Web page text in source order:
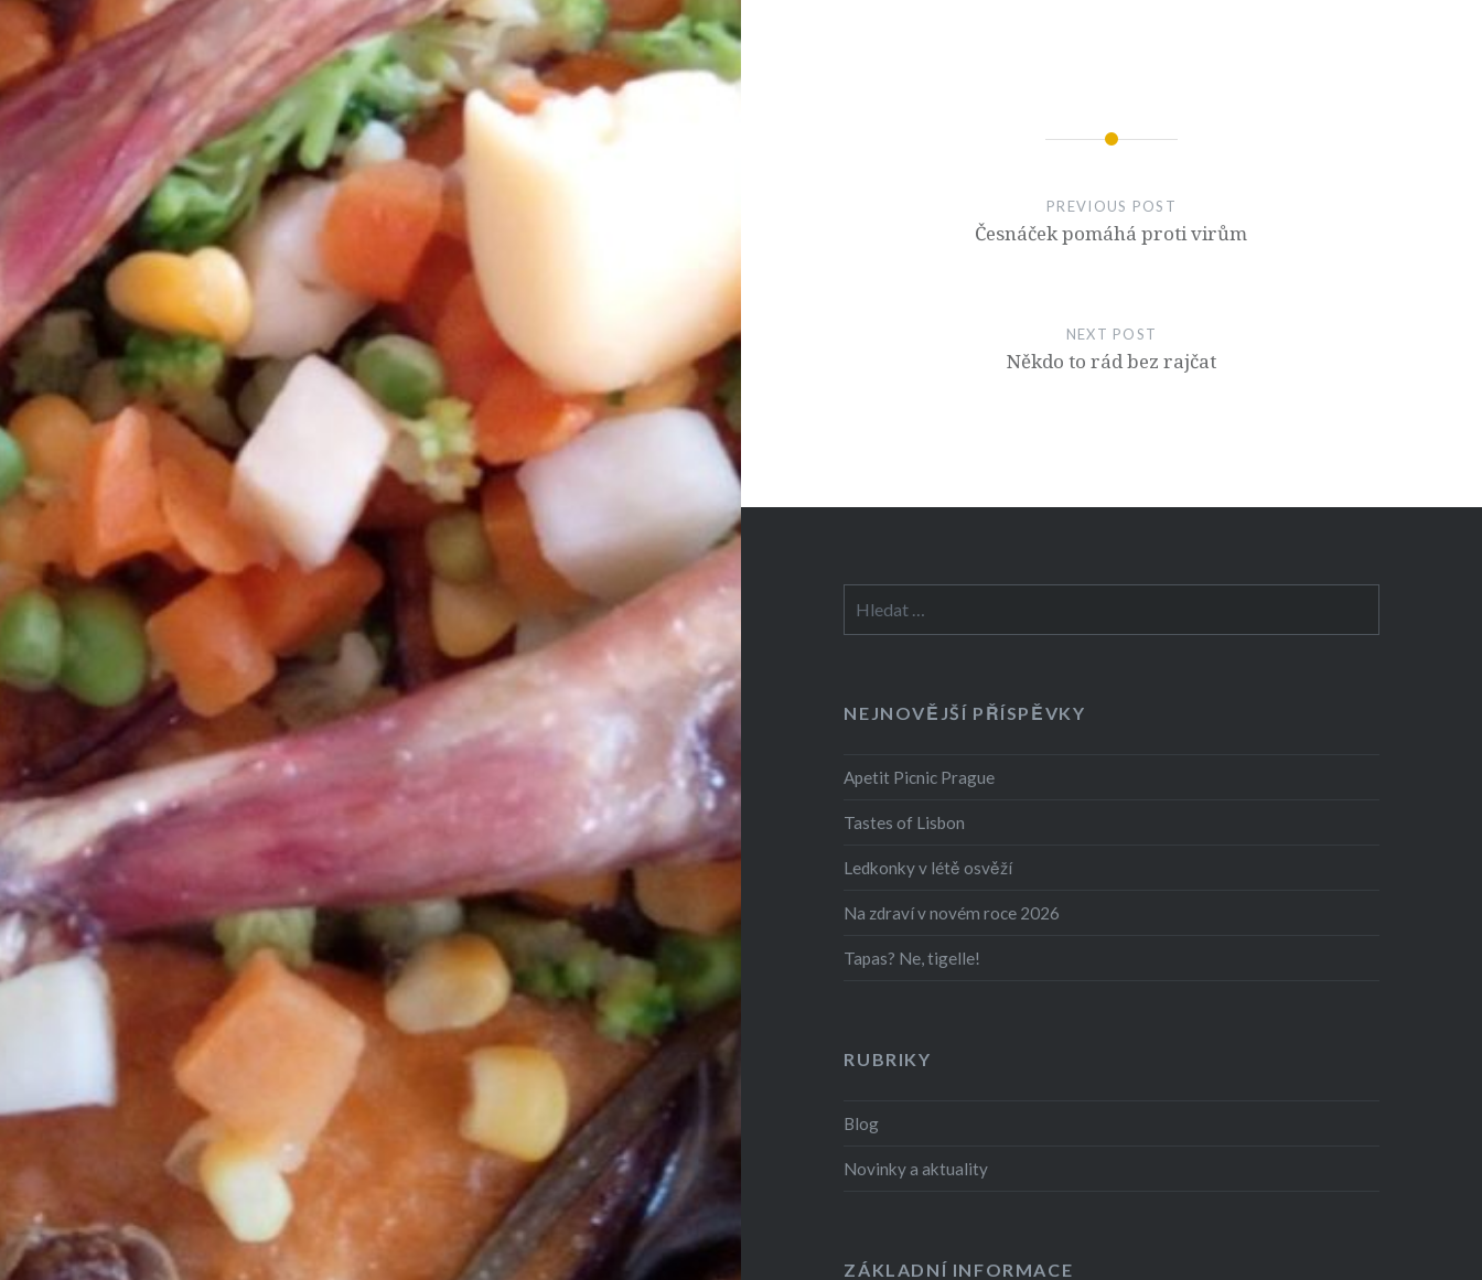
PREVIOUS POST
Česnáček pomáhá proti virům
NEXT POST
Někdo to rád bez rajčat
NEJNOVĚJŠÍ PŘÍSPĚVKY
Apetit Picnic Prague
Tastes of Lisbon
Ledkonky v létě osvěží
Na zdraví v novém roce 2026
Tapas? Ne, tigelle!
RUBRIKY
Blog
Novinky a aktuality
ZÁKLADNÍ INFORMACE